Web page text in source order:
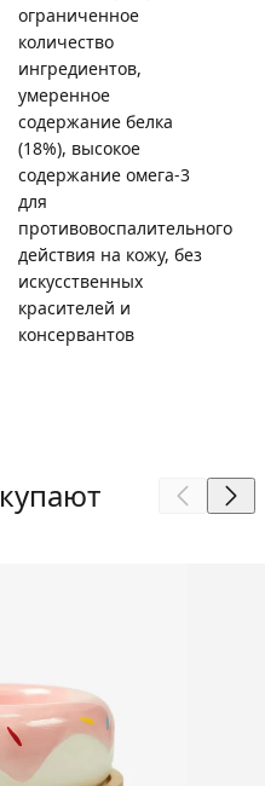
ограниченное
количество
ингредиентов,
умеренное
содержание белка
(18%), высокое
содержание омега-3
для
противовоспалительного
действия на кожу, без
искусственных
красителей и
консервантов